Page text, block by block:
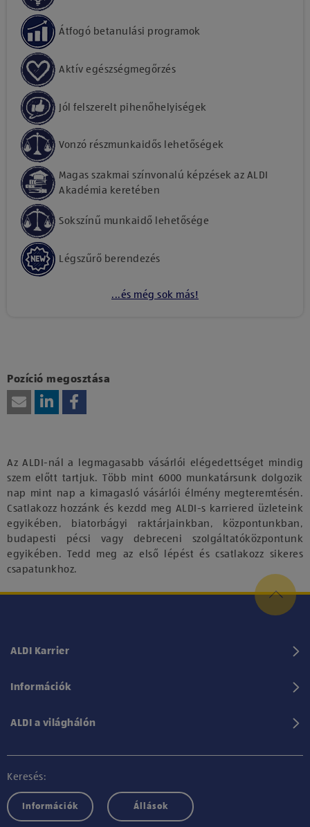
Átfogó betanulási programok
Aktív egészségmegőrzés
Jól felszerelt pihenőhelyiségek
Vonzó részmunkaidős lehetőségek
Magas szakmai színvonalú képzések az ALDI
Akadémia keretében
Sokszínű munkaidő lehetősége
Légszűrő berendezés
...és még sok más!
vagy technológiájának használatához.
Pozíció megosztása
Az ALDI-nál a legmagasabb vásárlói elégedettséget mindig
szem előtt tartjuk. Több mint 6000 munkatársunk dolgozik
nap mint nap a kimagasló vásárlói élmény megteremtésén.
Csatlakozz hozzánk és kezdd meg ALDI-s karriered üzleteink
egyikében, biatorbágyi raktárjainkban, központunkban,
budapesti pécsi vagy debreceni szolgáltatóközpontunk
egyikében. Tedd meg az első lépést és csatlakozz sikeres
csapatunkhoz.
ALDI Karrier
Információk
ALDI a világhálón
Keresés:
Információk Állások